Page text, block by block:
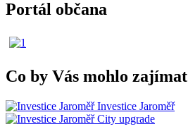
Portál občana
Co by Vás mohlo zajímat
Investice Jaroměř
City upgrade